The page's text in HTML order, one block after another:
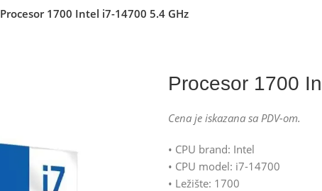
Procesor 1700 Intel i7-14700 5.4 GHz
Procesor 1700
Cena je iskazana sa PDV-om.
• CPU brand: Intel
• CPU model: i7-14700
• Ležište: 1700